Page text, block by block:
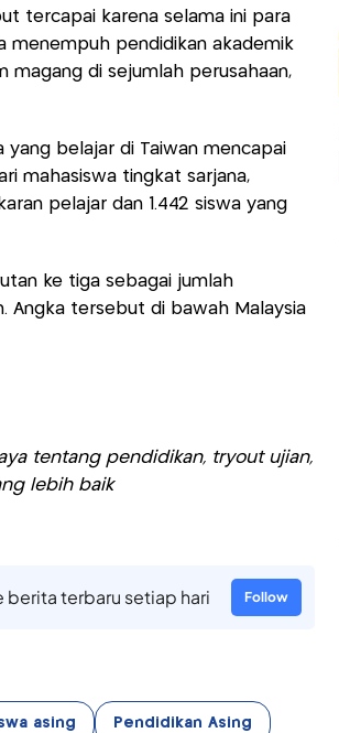
tercapai karena selama ini para
menempuh pendidikan akademik
magang di sejumlah perusahaan,
yang belajar di Taiwan mencapai
mahasiswa tingkat sarjana,
pelajar dan 1.442 siswa yang
ke tiga sebagai jumlah
Angka tersebut di bawah Malaysia
tentang pendidikan, tryout ujian,
lebih baik
terbaru setiap hari Follow
asing Pendidikan Asing